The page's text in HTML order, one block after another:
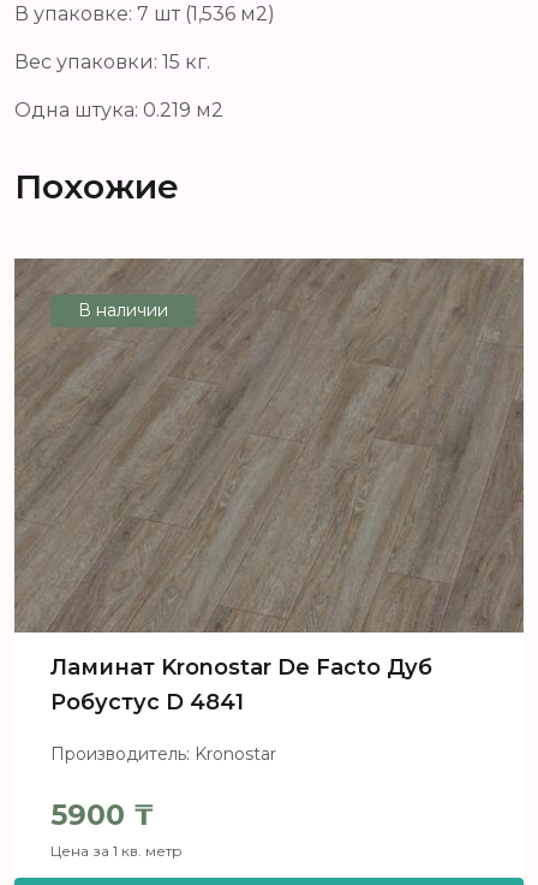
В упаковке: 7 шт (1,536 м2)
Вес упаковки: 15 кг.
Одна штука: 0.219 м2
Похожие
В наличии
Ламинат Kronostar De Facto Дуб
Робустус D 4841
Производитель: Kronostar
5900 ₸
Цена за 1 кв. метр